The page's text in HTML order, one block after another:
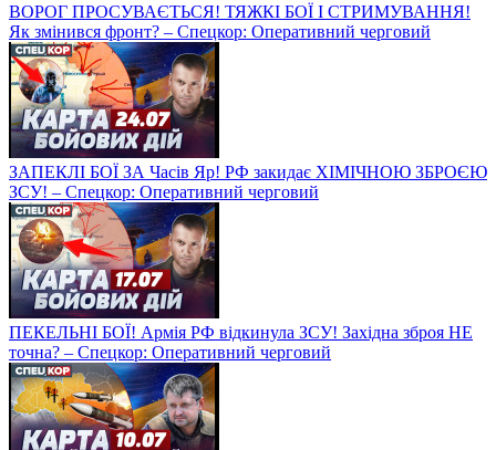
ВОРОГ ПРОСУВАЄТЬСЯ! ТЯЖКІ БОЇ І СТРИМУВАННЯ!
Як змінився фронт? – Спецкор: Оперативний черговий
ЗАПЕКЛІ БОЇ ЗА Часів Яр! РФ закидає ХІМІЧНОЮ ЗБРОЄЮ
ЗСУ! – Спецкор: Оперативний черговий
ПЕКЕЛЬНІ БОЇ! Армія РФ відкинула ЗСУ! Західна зброя НЕ
точна? – Спецкор: Оперативний черговий